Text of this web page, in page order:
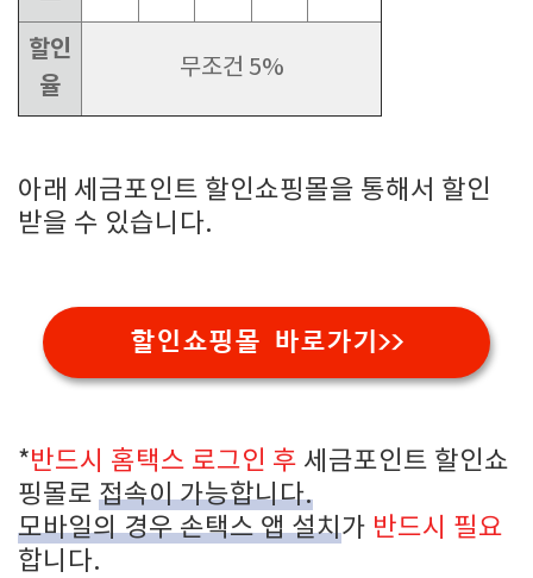
할인
율
무조건 5%
아래 세금포인트 할인쇼핑몰을 통해서 할인
받을 수 있습니다.
할인쇼핑몰 바로가기>>
*반드시 홈택스 로그인 후 세금포인트 할인쇼
핑몰로 접속이 가능합니다.
모바일의 경우 손택스 앱 설치가 반드시 필요
합니다.